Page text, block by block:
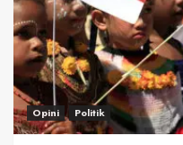
Opini Politik